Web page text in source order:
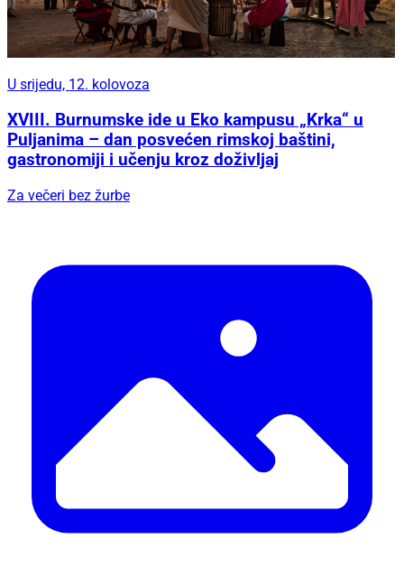
U srijedu, 12. kolovoza
XVIII. Burnumske ide u Eko kampusu „Krka“ u
Puljanima – dan posvećen rimskoj baštini,
gastronomiji i učenju kroz doživljaj
Za večeri bez žurbe